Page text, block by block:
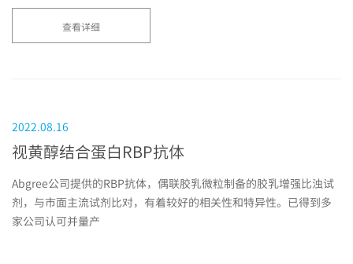
查看详细
2022.08.16
视黄醇结合蛋白RBP抗体
Abgree公司提供的RBP抗体，偶联胶乳微粒制备的胶乳增强比浊试
剂，与市面主流试剂比对，有着较好的相关性和特异性。已得到多
家公司认可并量产